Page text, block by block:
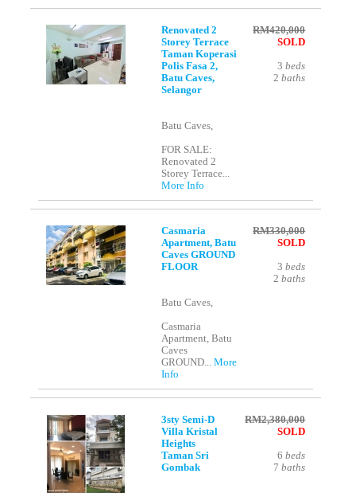
Renovated 2
Storey Terrace
Taman Koperasi
Polis Fasa 2,
Batu Caves,
Selangor
Batu Caves,
FOR SALE:
Renovated 2
Storey Terrace...
More Info
RM420,000
SOLD
3 beds
2 baths
Casmaria
Apartment, Batu
Caves GROUND
FLOOR
Batu Caves,
Casmaria
Apartment, Batu
Caves
GROUND...More
Info
RM330,000
SOLD
3 beds
2 baths
3sty Semi-D
Villa Kristal
Heights
Taman Sri
Gombak
RM2,380,000
SOLD
6 beds
7 baths